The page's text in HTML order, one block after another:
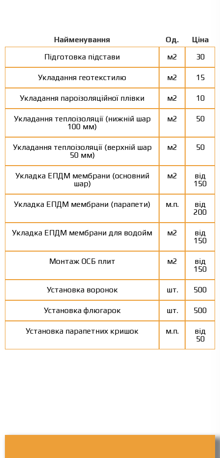
Найменування Од.
Ціна
Підготовка підстави
м2 30
Укладання геотекстилю м2 15
Укладання пароізоляційної плівки м2 10
Укладання теплоізоляції (нижній шар
100 мм)
м2 50
Укладання теплоізоляції (верхній шар
50 мм)
м2 50
Укладка ЕПДМ мембрани (основний
шар)
м2
від
150
Укладка ЕПДМ мембрани (парапети) м.п.
від
200
Укладка ЕПДМ мембрани для водойм м2
від
150
Монтаж ОСБ плит м2
від
150
Установка воронок шт. 500
Установка флюгарок шт. 500
Установка парапетних кришок м.п.
від
50